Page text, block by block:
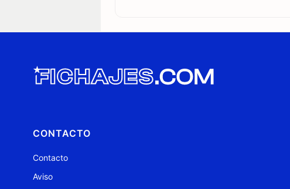
CONTACTO
Contacto
Aviso